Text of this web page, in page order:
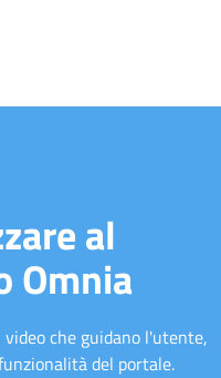
al
Omnia
che guidano l'utente,
del portale.